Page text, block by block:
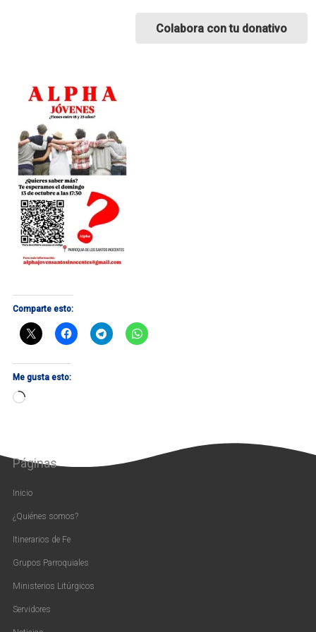
Colabora con tu donativo
Comparte esto:
Me gusta esto:
Cargando...
Páginas
Inicio
¿Quiénes somos?
Itinerarios de Fe
Grupos Parroquiales
Ministerios Litúrgicos
Servidores